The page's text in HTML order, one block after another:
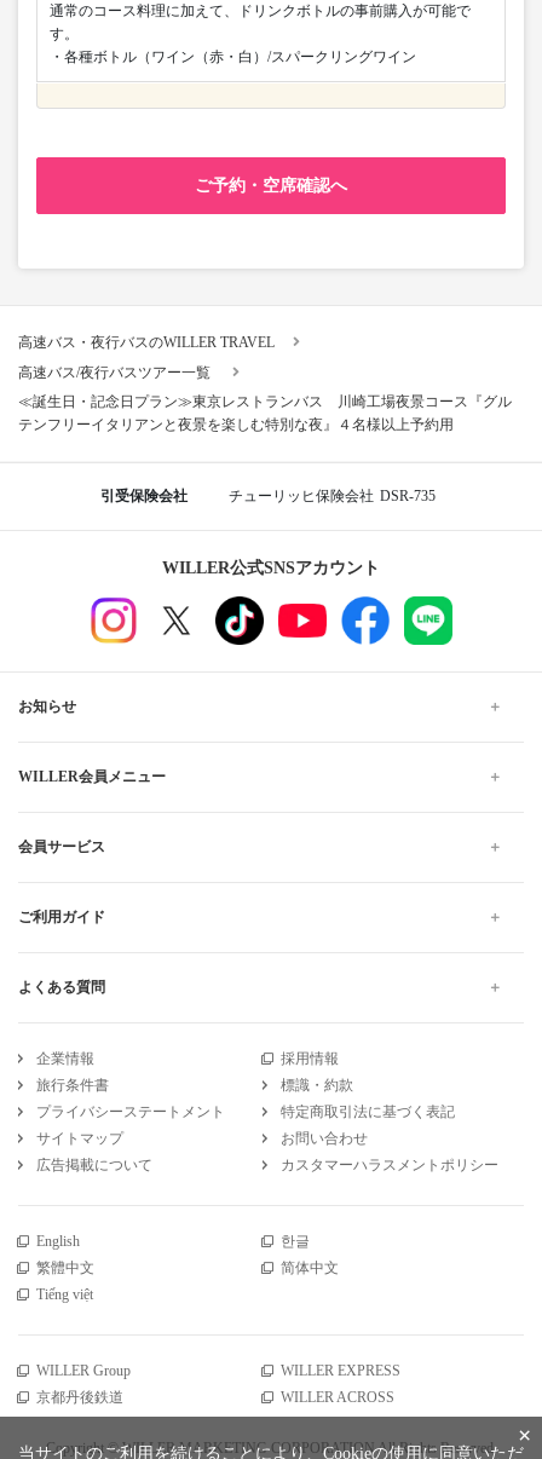
通常のコース料理に加えて、ドリンクボトルの事前購入が可能で
す。
・各種ボトル（ワイン（赤・白）/スパークリングワイン
ご予約・空席確認へ
高速バス・夜行バスのWILLER TRAVEL
高速バス/夜行バスツアー一覧
≪誕生日・記念日プラン≫東京レストランバス 川崎工場夜景コース『グル
テンフリーイタリアンと夜景を楽しむ特別な夜』４名様以上予約用
引受保険会社 チューリッヒ保険会社 DSR-735
WILLER公式SNSアカウント
お知らせ
WILLER会員メニュー
会員サービス
ご利用ガイド
よくある質問
企業情報
採用情報
旅行条件書
標識・約款
プライバシーステートメント
特定商取引法に基づく表記
サイトマップ
お問い合わせ
広告掲載について
カスタマーハラスメントポリシー
English
한글
繁體中文
简体中文
Tiếng việt
WILLER Group
WILLER EXPRESS
京都丹後鉄道
WILLER ACROSS
Copyright © WILLER MARKETING CORPORATION All Rights Reserved. ×
当サイトのご利用を続けることにより、Cookieの使用に同意いただ